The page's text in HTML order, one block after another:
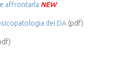
affrontarla NEW
dei DA (pdf)